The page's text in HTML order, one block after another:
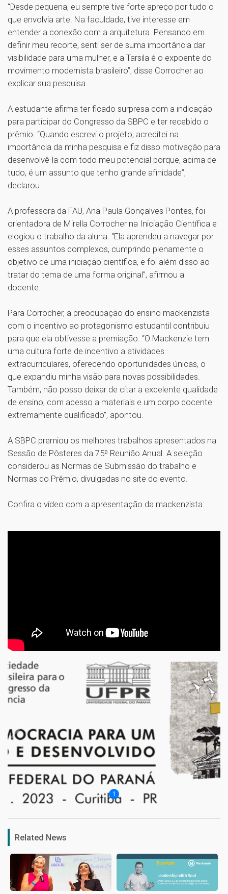
“Desde pequena, eu sempre tive forte apreço por tudo o
que envolvia arte. Na faculdade, tive interesse em
entender a conexão com a arquitetura. Pensando em
definir meu recorte, senti ser de suma importância dar
visibilidade para uma mulher, e a Tarsila é o expoente do
movimento modernista brasileiro”, disse Corrocher ao
explicar sua pesquisa.
A estudante afirma ter ficado surpresa com a indicação
para participar do Congresso da SBPC e ter recebido o
prêmio. “Quando escrevi o projeto, acreditei na
importância da minha pesquisa e fiz disso motivação para
desenvolvê-la com todo meu potencial porque, acima de
tudo, é um assunto que tenho grande afinidade”,
declarou.
A professora da FAU, Ana Paula Gonçalves Pontes, foi
orientadora de Mirella Corrocher na Iniciação Científica e
elogiou o trabalho da aluna. “Ela aprendeu a navegar por
esses assuntos complexos, cumprindo plenamente o
objetivo de uma iniciação científica, e foi além disso ao
tratar do tema de uma forma original”, afirmou a
docente.
Para Corrocher, a preocupação do ensino mackenzista
com o incentivo ao protagonismo estudantil contribuiu
para que ela obtivesse a premiação. “O Mackenzie tem
uma cultura forte de incentivo a atividades
extracurriculares, oferecendo oportunidades únicas, o
que expandiu minha visão para novas possibilidades.
Também, não posso deixar de citar a excelente qualidade
de ensino, com acesso a materiais e um corpo docente
extremamente qualificado”, apontou.
A SBPC premiou os melhores trabalhos apresentados na
Sessão de Pôsteres da 75ª Reunião Anual. A seleção
considerou as Normas de Submissão do trabalho e
Normas do Prêmio, divulgadas no site do evento.
Confira o vídeo com a apresentação da mackenzista:
1
Related News